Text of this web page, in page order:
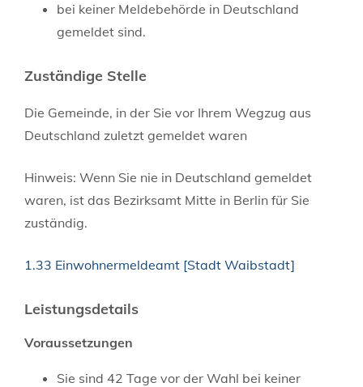
bei keiner Meldebehörde in Deutschland
gemeldet sind.
Zuständige Stelle
Die Gemeinde, in der Sie vor Ihrem Wegzug aus
Deutschland zuletzt gemeldet waren
Hinweis: Wenn Sie nie in Deutschland gemeldet
waren, ist das Bezirksamt Mitte in Berlin für Sie
zuständig.
1.33 Einwohnermeldeamt [Stadt Waibstadt]
Leistungsdetails
Voraussetzungen
Sie sind 42 Tage vor der Wahl bei keiner